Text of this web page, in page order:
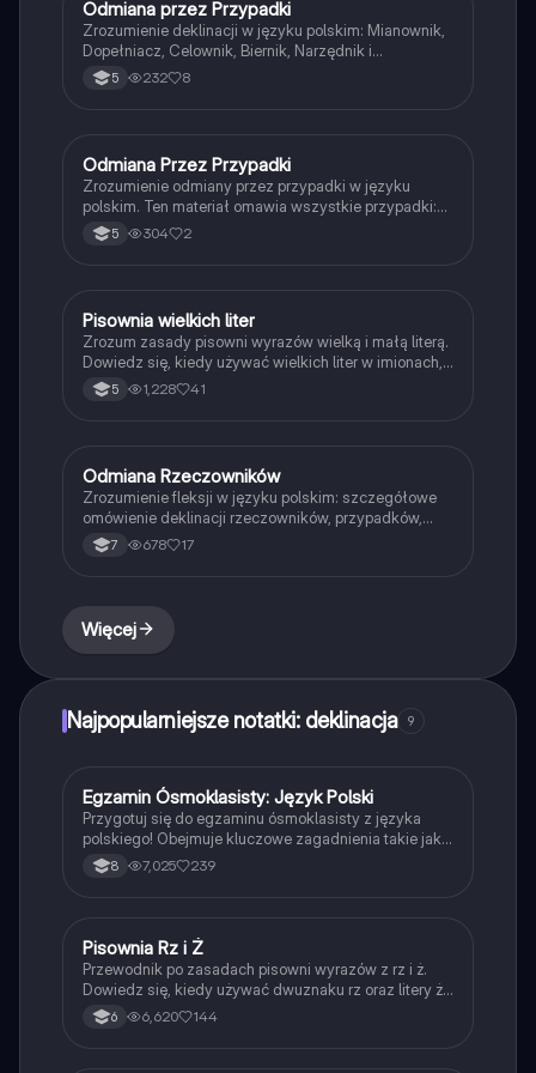
Język polski
Odmiana przez Przypadki
Zrozumienie deklinacji w języku polskim: Mianownik,
Dopełniacz, Celownik, Biernik, Narzędnik i
Miejscownik. Praktyczne przykłady i wskazówki, jak
łatwiej zapamiętać przypadki. Idealne dla uczniów i
5 232 8
Język polski
Odmiana Przez Przypadki
Zrozumienie odmiany przez przypadki w języku
polskim. Ten materiał omawia wszystkie przypadki:
mianownik, dopełniacz, celownik, biernik, narzędnik,
miejscownik i wołacz, z przykładami użycia. Idealne
5 304 2
Język polski
Pisownia wielkich liter
Zrozum zasady pisowni wyrazów wielką i małą literą.
Dowiedz się, kiedy używać wielkich liter w imionach,
nazwach geograficznych, tytułach oraz
przymiotnikach. Idealne dla uczniów klas 4-6.
5 1,228 41
Język polski
Odmiana Rzeczowników
Zrozumienie fleksji w języku polskim: szczegółowe
omówienie deklinacji rzeczowników, przypadków,
oraz przykładów użycia. Idealne dla uczniów
przygotowujących się do egzaminów z gramatyki.
7 678 17
Więcej
Najpopularniejsze notatki: deklinacja 9
Język polski
Egzamin Ósmoklasisty: Język Polski
Przygotuj się do egzaminu ósmoklasisty z języka
polskiego! Obejmuje kluczowe zagadnienia takie jak
zaproszenia, ortografia, struktura rozprawki,
imiesłowy, środki stylistyczne, przypadki, synonimy i
przeglądu materiału.
8 7,025 239
Język polski
Pisownia Rz i Ż
Przewodnik po zasadach pisowni wyrazów z rz i ż.
Dowiedz się, kiedy używać dwuznaku rz oraz litery ż,
poznaj wyjątki i zasady ortograficzne. Idealne dla
uczniów przygotowujących się do sprawdzianów z
6 6,620 144